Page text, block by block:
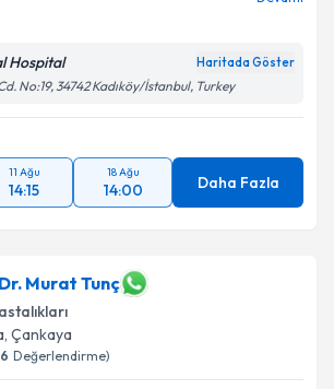
Hospital Haritada Göster
No:19, 34742 Kadıköy/İstanbul, Turkey
11 Ağu
14:15
18 Ağu
14:00 Daha Fazla
Murat Tunç
, Çankaya
Değerlendirme)